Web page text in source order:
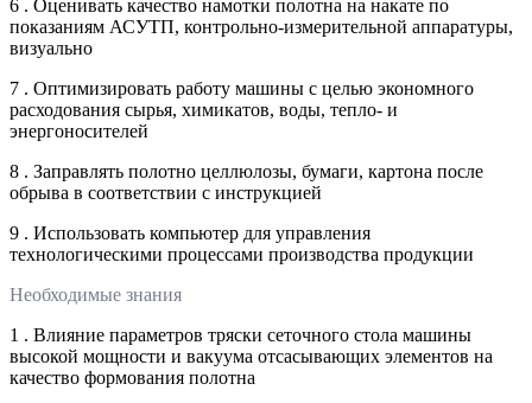
6 . Оценивать качество намотки полотна на накате по
показаниям АСУТП, контрольно-измерительной аппаратуры,
визуально
7 . Оптимизировать работу машины с целью экономного
расходования сырья, химикатов, воды, тепло- и
энергоносителей
8 . Заправлять полотно целлюлозы, бумаги, картона после
обрыва в соответствии с инструкцией
9 . Использовать компьютер для управления
технологическими процессами производства продукции
Необходимые знания
1 . Влияние параметров тряски сеточного стола машины
высокой мощности и вакуума отсасывающих элементов на
качество формования полотна